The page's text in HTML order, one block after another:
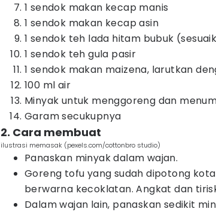
1 sendok makan kecap manis
1 sendok makan kecap asin
1 sendok teh lada hitam bubuk
1 sendok teh gula pasir
1 sendok makan maizena, larutkan
100 ml air
Minyak untuk menggoreng dan
Garam secukupnya
2. Cara membuat
ilustrasi memasak (pexels.com/cottonbro studio)
Panaskan minyak dalam wajan.
Goreng tofu yang sudah dipotong
berwarna kecoklatan. Angkat dan
Dalam wajan lain, panaskan sedikit